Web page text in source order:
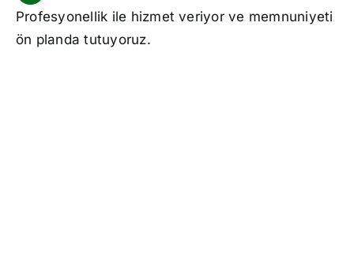
Profesyonellik ile hizmet veriyor ve memnuniyeti
ön planda tutuyoruz.